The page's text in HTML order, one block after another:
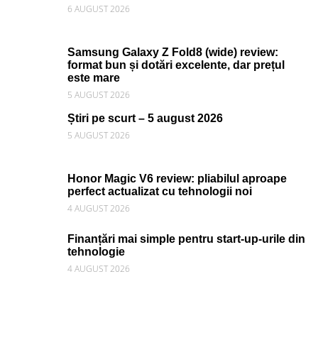
6 AUGUST 2026
Samsung Galaxy Z Fold8 (wide) review:
format bun și dotări excelente, dar prețul
este mare
5 AUGUST 2026
Știri pe scurt – 5 august 2026
5 AUGUST 2026
Honor Magic V6 review: pliabilul aproape
perfect actualizat cu tehnologii noi
4 AUGUST 2026
Finanțări mai simple pentru start-up-urile din
tehnologie
4 AUGUST 2026